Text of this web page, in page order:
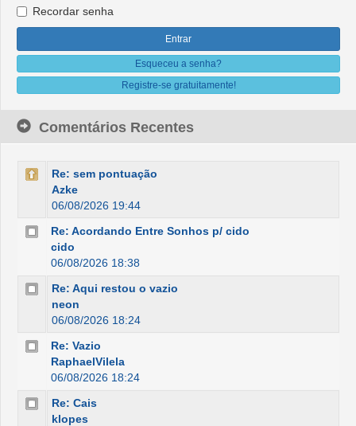
Recordar senha
Esqueceu a senha?
Registre-se gratuitamente!
Comentários Recentes
Re: sem pontuação
Azke
06/08/2026 19:44
Re: Acordando Entre Sonhos p/ cido
cido
06/08/2026 18:38
Re: Aqui restou o vazio
neon
06/08/2026 18:24
Re: Vazio
RaphaelVilela
06/08/2026 18:24
Re: Cais
klopes